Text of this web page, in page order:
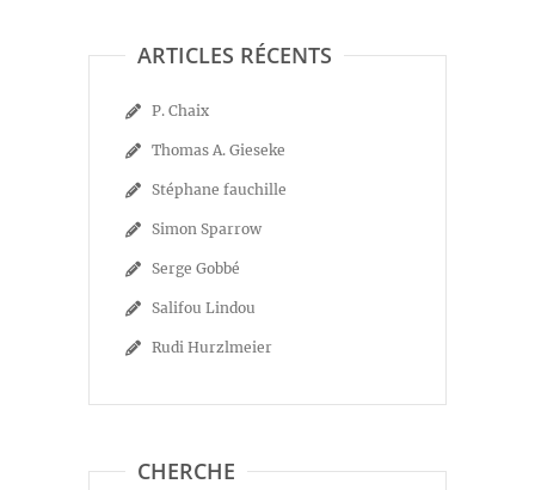
ARTICLES RÉCENTS
P. Chaix
Thomas A. Gieseke
Stéphane fauchille
Simon Sparrow
Serge Gobbé
Salifou Lindou
Rudi Hurzlmeier
CHERCHE